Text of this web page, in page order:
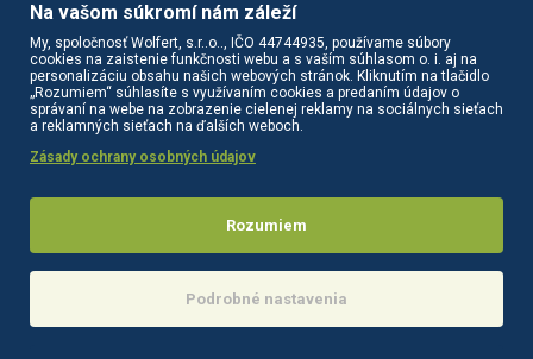
Do košíka
Na vašom súkromí nám záleží
My, spoločnosť Wolfert, s.r..o.., IČO 44744935, používame súbory
cookies na zaistenie funkčnosti webu a s vaším súhlasom o. i. aj na
personalizáciu obsahu našich webových stránok. Kliknutím na tlačidlo
„Rozumiem“ súhlasíte s využívaním cookies a predaním údajov o
správaní na webe na zobrazenie cielenej reklamy na sociálnych sieťach
a reklamných sieťach na ďalších weboch.
Zásady ochrany osobných údajov
Rozumiem
Podrobné nastavenia